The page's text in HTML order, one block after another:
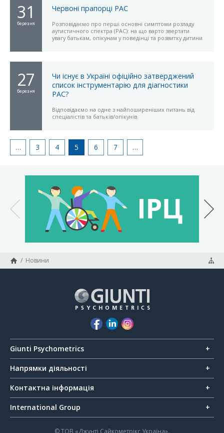
Червоні прапорці РАС
31
березня
Розповідаємо про перші основні симптоми розладу
аутистичного спектра (РАС): на що варто звертати
увагу батькам, опікунам у поведінці та розвитку дитини
Чи існує в Україні офіційно затверджений
список інструментарію для діагностики
РАС?
27
березня
Відповідаємо на одне з найпоширеніших питань від
спеціалістів та батьків/опікунів.
… 3 4 5 6 7 …
/ Новини
Giunti Psychometrics
Напрямки діяльності
Контактна інформація
International Group
© ТОВ «Джунті Сайкометрікс Україна».